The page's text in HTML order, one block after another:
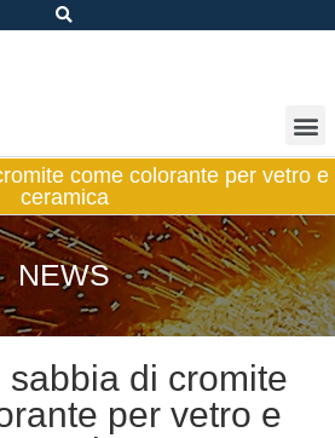
come colorante per vetro e
ceramica
NEWS
sabbia di cromite
per vetro e